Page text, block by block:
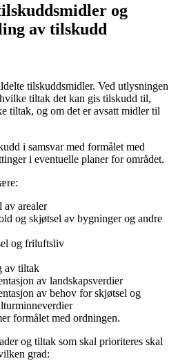
og
av tilskudd
tilskuddsmidler. Ved utlysningen
tiltak det kan gis tilskudd til,
tiltak, og om det er avsatt midler til
i samsvar med formålet med
i eventuelle planer for området.
av arealer
og skjøtsel av bygninger og andre
og friluftsliv
av tiltak
av landskapsverdier
av behov for skjøtsel og
formålet med ordningen.
og tiltak som skal prioriteres skal
grad: